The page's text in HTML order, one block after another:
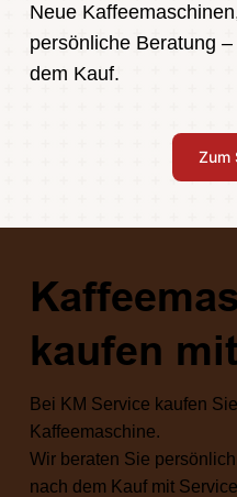
Neue
persönliche Beratung
dem Kauf.
Zum
kaufen
Bei KM Service kaufen
Kaffeemaschine.
Wir beraten Sie
nach dem Kauf mit